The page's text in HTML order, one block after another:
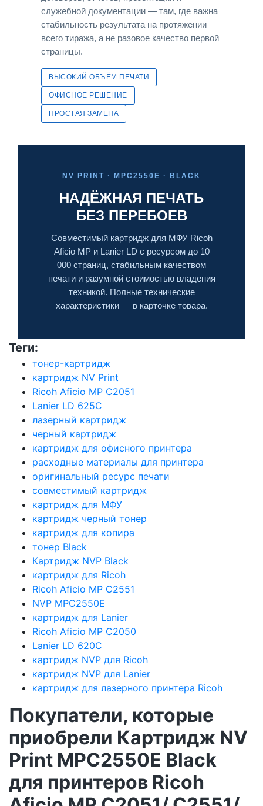
служебной документации — там, где важна
стабильность результата на протяжении
всего тиража, а не разовое качество первой
страницы.
ВЫСОКИЙ ОБЪЁМ ПЕЧАТИ
ОФИСНОЕ РЕШЕНИЕ
ПРОСТАЯ ЗАМЕНА
NV PRINT · MPC2550E · BLACK
НАДЁЖНАЯ ПЕЧАТЬ
БЕЗ ПЕРЕБОЕВ
Совместимый картридж для МФУ Ricoh
Aficio MP и Lanier LD с ресурсом до 10
000 страниц, стабильным качеством
печати и разумной стоимостью владения
техникой. Полные технические
характеристики — в карточке товара.
Теги:
тонер-картридж
картридж NV Print
Ricoh Aficio MP C2051
Lanier LD 625C
лазерный картридж
черный картридж
картридж для офисного принтера
расходные материалы для принтера
оригинальный ресурс печати
совместимый картридж
картридж для МФУ
картридж черный тонер
картридж для копира
тонер Black
Картридж NVP Black
картридж для Ricoh
Ricoh Aficio MP C2551
NVP MPC2550E
картридж для Lanier
Ricoh Aficio MP C2050
Lanier LD 620C
картридж NVP для Ricoh
картридж NVP для Lanier
картридж для лазерного принтера Ricoh
Покупатели, которые
приобрели Картридж NV
Print MPC2550E Black
для принтеров Ricoh